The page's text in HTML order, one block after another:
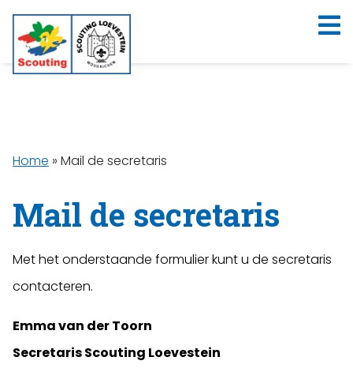
Home » Mail de secretaris
Mail de secretaris
Met het onderstaande formulier kunt u de secretaris
contacteren.
Emma van der Toorn
Secretaris Scouting Loevestein